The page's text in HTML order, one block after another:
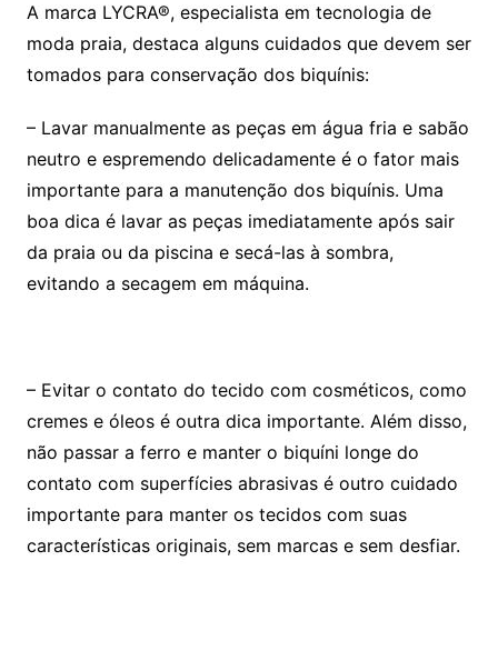
A marca LYCRA®, especialista em tecnologia de
moda praia, destaca alguns cuidados que devem ser
tomados para conservação dos biquínis:
– Lavar manualmente as peças em água fria e sabão
neutro e espremendo delicadamente é o fator mais
importante para a manutenção dos biquínis. Uma
boa dica é lavar as peças imediatamente após sair
da praia ou da piscina e secá-las à sombra,
evitando a secagem em máquina.
– Evitar o contato do tecido com cosméticos, como
cremes e óleos é outra dica importante. Além disso,
não passar a ferro e manter o biquíni longe do
contato com superfícies abrasivas é outro cuidado
importante para manter os tecidos com suas
características originais, sem marcas e sem desfiar.